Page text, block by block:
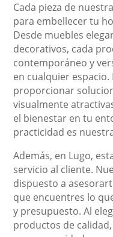
Cada pieza de
para embellecer tu
Desde muebles
decorativos, cada
contemporáneo y
en cualquier
proporcionar
visualmente
el bienestar en tu
practicidad es
Además, en Lugo,
servicio al cliente.
dispuesto a
que encuentres lo
y presupuesto. Al
productos de